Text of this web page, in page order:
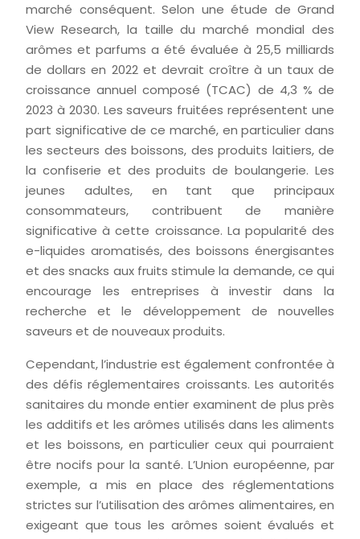
marché conséquent. Selon une étude de Grand
View Research, la taille du marché mondial des
arômes et parfums a été évaluée à 25,5 milliards
de dollars en 2022 et devrait croître à un taux de
croissance annuel composé (TCAC) de 4,3 % de
2023 à 2030. Les saveurs fruitées représentent une
part significative de ce marché, en particulier dans
les secteurs des boissons, des produits laitiers, de
la confiserie et des produits de boulangerie. Les
jeunes adultes, en tant que principaux
consommateurs, contribuent de manière
significative à cette croissance. La popularité des
e-liquides aromatisés, des boissons énergisantes
et des snacks aux fruits stimule la demande, ce qui
encourage les entreprises à investir dans la
recherche et le développement de nouvelles
saveurs et de nouveaux produits.
Cependant, l’industrie est également confrontée à
des défis réglementaires croissants. Les autorités
sanitaires du monde entier examinent de plus près
les additifs et les arômes utilisés dans les aliments
et les boissons, en particulier ceux qui pourraient
être nocifs pour la santé. L’Union européenne, par
exemple, a mis en place des réglementations
strictes sur l’utilisation des arômes alimentaires, en
exigeant que tous les arômes soient évalués et